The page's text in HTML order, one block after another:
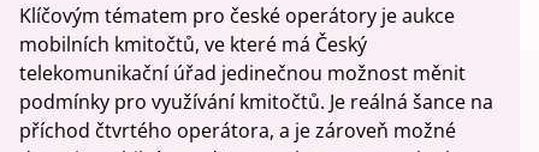
Klíčovým tématem pro české operátory je aukce
mobilních kmitočtů, ve které má Český
telekomunikační úřad jedinečnou možnost měnit
podmínky pro využívání kmitočtů. Je reálná šance na
příchod čtvrtého operátora, a je zároveň možné